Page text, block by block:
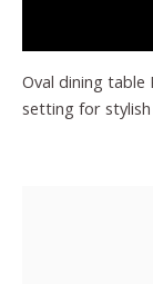
Oval dining table
setting for stylish